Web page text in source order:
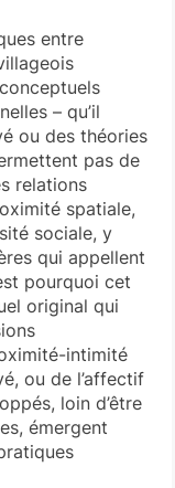
entre
– qu’il
ou des théories
pas de
relations
spatiale,
sociale, y
qui appellent
pourquoi cet
original qui
intimité
ou de l’affectif
loin d’être
émergent